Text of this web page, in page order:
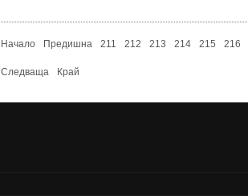
Начало Предишна 211 212 213 214 215 216
Следваща Край